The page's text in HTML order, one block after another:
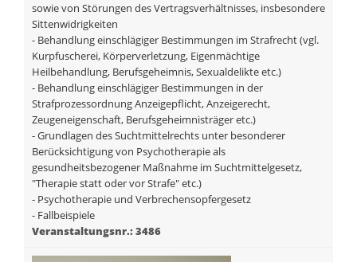
sowie von Störungen des Vertragsverhältnisses, insbesondere
Sittenwidrigkeiten
- Behandlung einschlägiger Bestimmungen im Strafrecht (vgl.
Kurpfuscherei, Körperverletzung, Eigenmächtige
Heilbehandlung, Berufsgeheimnis, Sexualdelikte etc.)
- Behandlung einschlägiger Bestimmungen in der
Strafprozessordnung Anzeigepflicht, Anzeigerecht,
Zeugeneigenschaft, Berufsgeheimnisträger etc.)
- Grundlagen des Suchtmittelrechts unter besonderer
Berücksichtigung von Psychotherapie als
gesundheitsbezogener Maßnahme im Suchtmittelgesetz,
"Therapie statt oder vor Strafe" etc.)
- Psychotherapie und Verbrechensopfergesetz
- Fallbeispiele
Veranstaltungsnr.: 3486